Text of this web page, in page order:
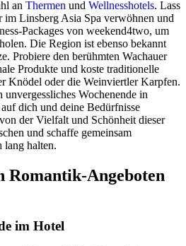
an Thermen und Wellnesshotels. Lass
im Linsberg Asia Spa verwöhnen und
Packages von weekend4two, um
Die Region ist ebenso bekannt
Probiere den berühmten Wachauer
Produkte und koste traditionelle
Knödel oder die Weinviertler Karpfen.
Wochenende in
dich und deine Bedürfnisse
der Vielfalt und Schönheit dieser
und schaffe gemeinsam
lang halten.
Romantik-Angeboten
im Hotel